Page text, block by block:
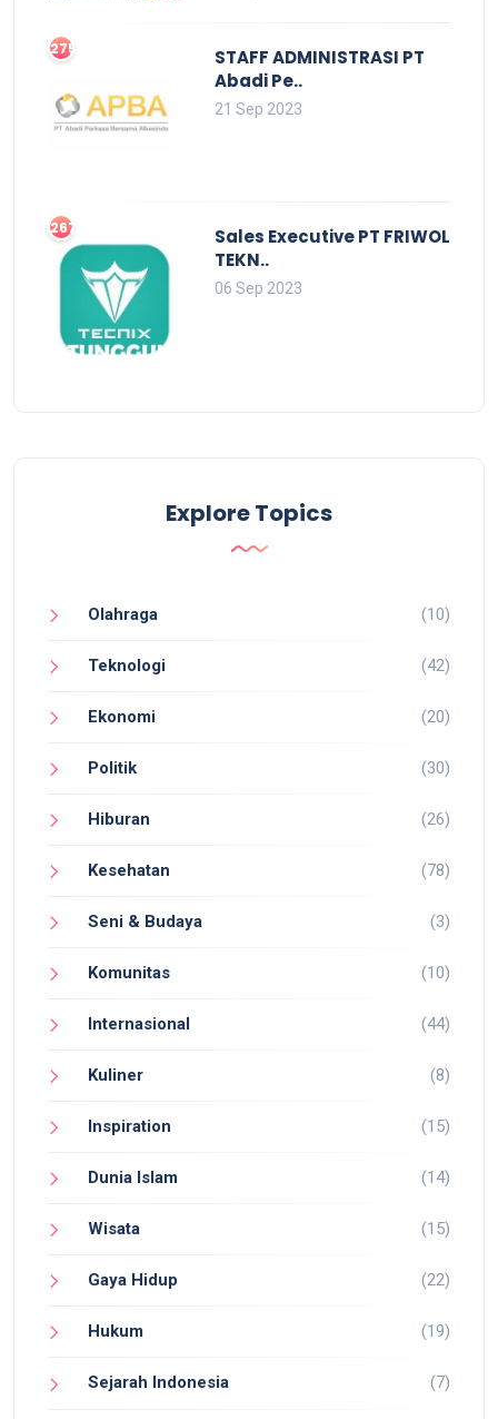
2753
STAFF ADMINISTRASI PT
Abadi Pe..
21 Sep 2023
2679
Sales Executive PT FRIWOL
TEKN..
06 Sep 2023
Explore Topics
Olahraga (10)
Teknologi (42)
Ekonomi (20)
Politik (30)
Hiburan (26)
Kesehatan (78)
Seni & Budaya (3)
Komunitas (10)
Internasional (44)
Kuliner (8)
Inspiration (15)
Dunia Islam (14)
Wisata (15)
Gaya Hidup (22)
Hukum (19)
Sejarah Indonesia (7)